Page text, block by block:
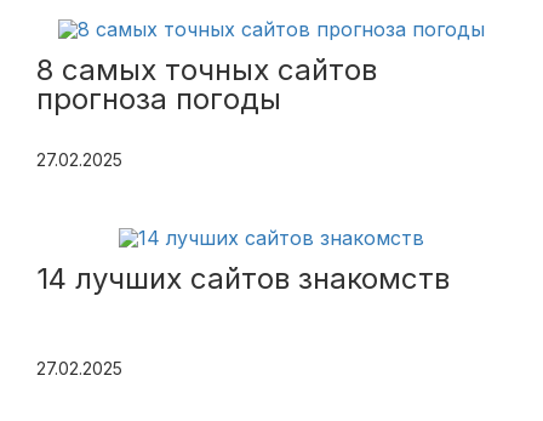
8 самых точных сайтов
прогноза погоды
27.02.2025
14 лучших сайтов знакомств
27.02.2025